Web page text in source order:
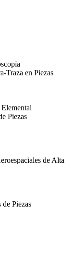
Traza en Piezas
Piezas
de Alta
Piezas